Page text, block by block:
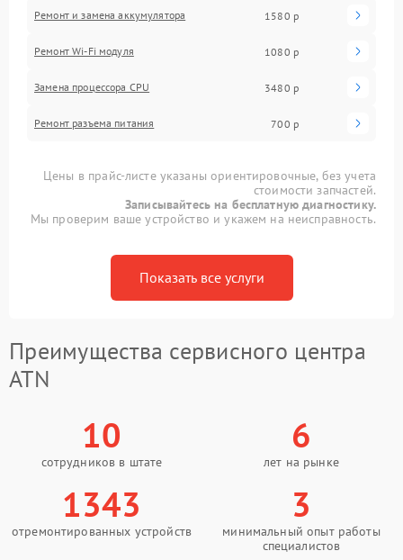
Ремонт и замена аккумулятора 1580 р
Ремонт Wi-Fi модуля 1080 р
Замена процессора CPU 3480 р
Ремонт разъема питания 700 р
Цены в прайс-листе указаны ориентировочные, без учета
стоимости запчастей.
Записывайтесь на бесплатную диагностику.
Мы проверим ваше устройство и укажем на неисправность.
Показать все услуги
Преимущества сервисного центра
ATN
10
сотрудников в штате
6
лет на рынке
1343
отремонтированных устройств
3
минимальный опыт работы
специалистов